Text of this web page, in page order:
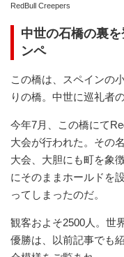
RedBull Creepers
中世の石橋の裏
ンペ
この橋は、スペインの
りの橋。中世に巡礼者
今年7月、この橋にて
大会が行われた。その
大会、大胆にも町を象
にそのままホールドを
ってしまったのだ。
観客およそ2500人。世
優勝は、以前記事でも